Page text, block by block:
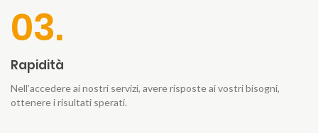
03.
Rapidità
Nell’accedere ai nostri servizi, avere risposte ai vostri bisogni,
ottenere i risultati sperati.